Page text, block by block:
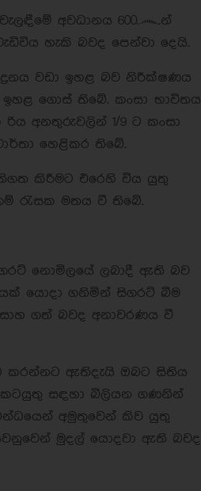
අවධානය 600෴න්
හැකි බවද පෙන්වා දෙයි.
වඩා ඉහළ බව නිරීක්ෂණය
ගොස් තිබේ. කංසා භාවිතය
අනතුරුවලින් 1/9 ට කංසා
හෙළිකර තිබේ.
කිරීමට එරෙහි විය යුතු
රැසක මතය වී තිබේ.
නොමිලයේ ලබාදී ඇති බව
යොදා ගනිමින් සිගරට් බීම
ගත් බවද අනාවරණය වී
කරන්නට ඇතිදැයි ඔබට සිතිය
කටයුතු සඳහා බිලියන ගණනින්
අමුතුවෙන් කිව යුතු
මුදල් යොදවා ඇති බවද